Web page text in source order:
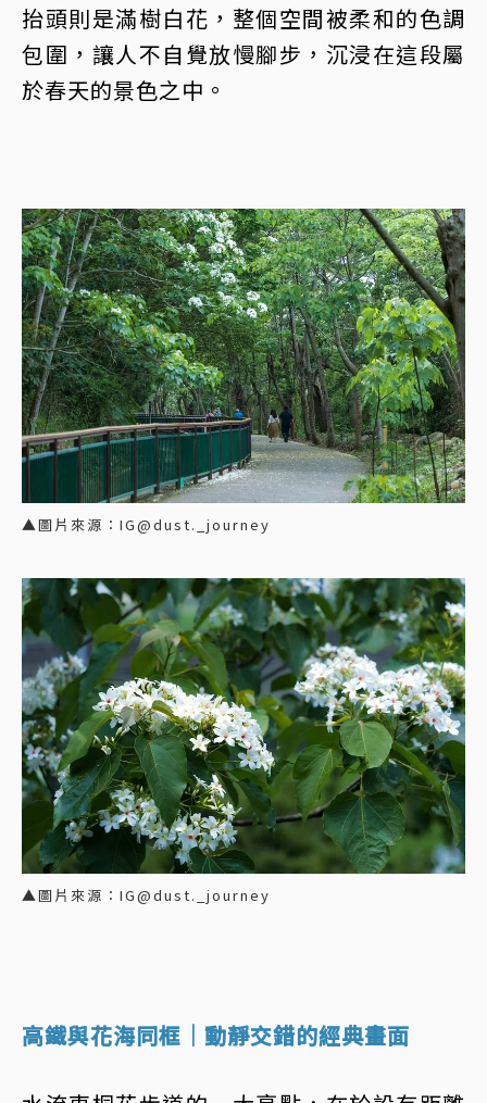
抬頭則是滿樹白花，整個空間被柔和的色調
包圍，讓人不自覺放慢腳步，沉浸在這段屬
於春天的景色之中。
▲圖片來源：IG@dust._journey
▲圖片來源：IG@dust._journey
高鐵與花海同框｜動靜交錯的經典畫面